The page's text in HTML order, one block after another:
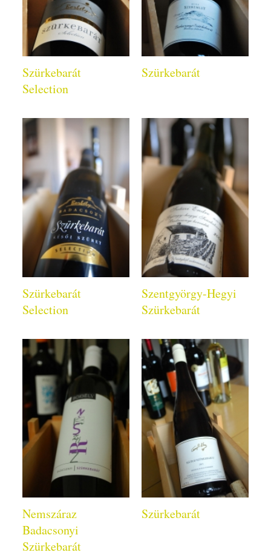
Szürkebarát
Selection
Szürkebarát
Szürkebarát
Selection
Szentgyörgy-Hegyi
Szürkebarát
Nemszáraz
Badacsonyi
Szürkebarát
Szürkebarát